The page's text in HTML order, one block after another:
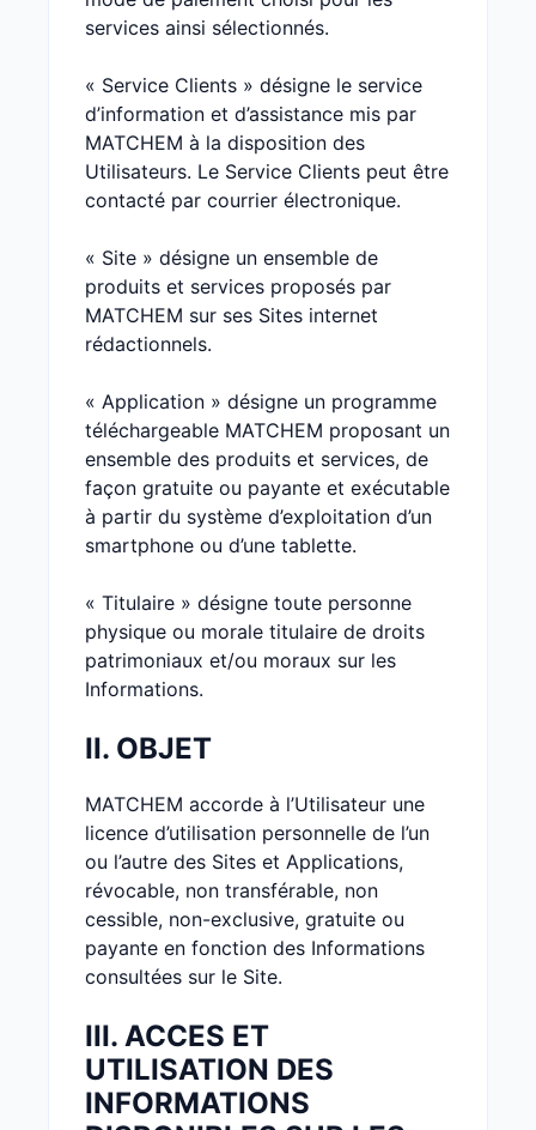
services ainsi sélectionnés.
« Service Clients » désigne le service
d’information et d’assistance mis par
MATCHEM à la disposition des
Utilisateurs. Le Service Clients peut être
contacté par courrier électronique.
« Site » désigne un ensemble de
produits et services proposés par
MATCHEM sur ses Sites internet
rédactionnels.
« Application » désigne un programme
téléchargeable MATCHEM proposant un
ensemble des produits et services, de
façon gratuite ou payante et exécutable
à partir du système d’exploitation d’un
smartphone ou d’une tablette.
« Titulaire » désigne toute personne
physique ou morale titulaire de droits
patrimoniaux et/ou moraux sur les
Informations.
II. OBJET
MATCHEM accorde à l’Utilisateur une
licence d’utilisation personnelle de l’un
ou l’autre des Sites et Applications,
révocable, non transférable, non
cessible, non-exclusive, gratuite ou
payante en fonction des Informations
consultées sur le Site.
III. ACCES ET
UTILISATION DES
INFORMATIONS